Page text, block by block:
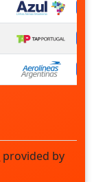
provided by